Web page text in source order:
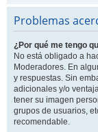
Problemas
¿Por qué me tengo
No está obligado a
Moderadores. En
y respuestas. Sin
adicionales y/o
tener su imagen
grupos de usuarios,
recomendable.